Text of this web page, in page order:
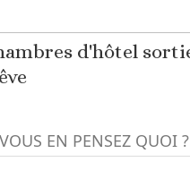
d'hôtel
VOUS EN PENSEZ QUOI ?